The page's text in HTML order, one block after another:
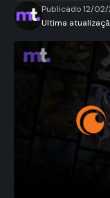
Ultima
Publicado 12/